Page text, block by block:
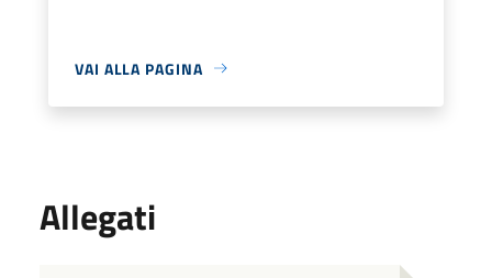
VAI ALLA PAGINA
Allegati